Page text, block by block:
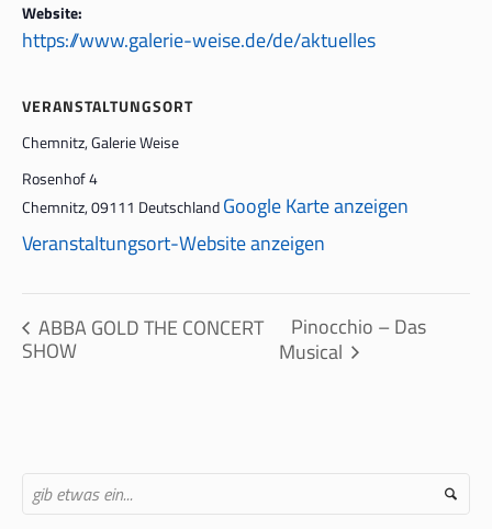
Website:
https://www.galerie-weise.de/de/aktuelles
VERANSTALTUNGSORT
Chemnitz, Galerie Weise
Rosenhof 4
Chemnitz,09111 DeutschlandGoogle Karte anzeigen
Veranstaltungsort-Website anzeigen
ABBA GOLD THE CONCERT
SHOW
Pinocchio – Das
Musical